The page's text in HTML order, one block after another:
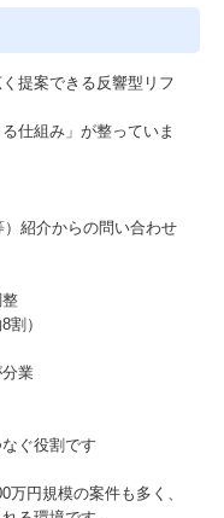
提案できる反響型リフ
仕組み」が整っていま
）紹介からの問い合わせ
割）
業
ぐ役割です
円規模の案件も多く、